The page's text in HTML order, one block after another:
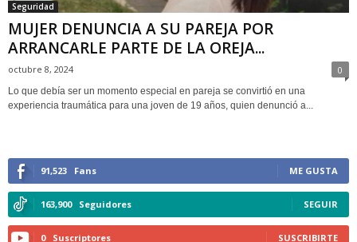
Seguridad
MUJER DENUNCIA A SU PAREJA POR
ARRANCARLE PARTE DE LA OREJA...
octubre 8, 2024 0
Lo que debía ser un momento especial en pareja se convirtió en una
experiencia traumática para una joven de 19 años, quien denunció a...
91,523 Fans ME GUSTA
163,900 Seguidores SEGUIR
0 Suscriptores SUSCRIBIRTE